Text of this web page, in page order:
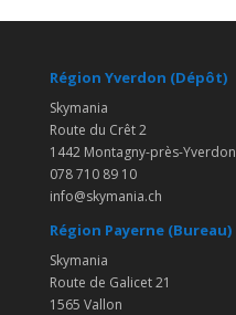
Région Yverdon (Dépôt)
Skymania
Route du Crêt 2
1442 Montagny-près-Yverdon
078 710 89 10
info@skymania.ch
Région Payerne (Bureau)
Skymania
Route de Galicet 21
1565 Vallon